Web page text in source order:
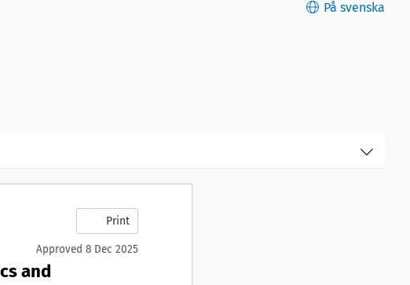
På svenska
Print
Approved 8 Dec 2025
and